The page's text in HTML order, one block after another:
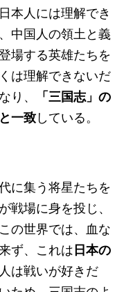
本人には理解でき
中国人の領土と義
場する英雄たちを
は理解できないだ
り、
「三国志」の
一致している。
に集う将星たちを
戦場に身を投じ、
の世界では、血な
ず、これは日本の
は戦いが好きだ